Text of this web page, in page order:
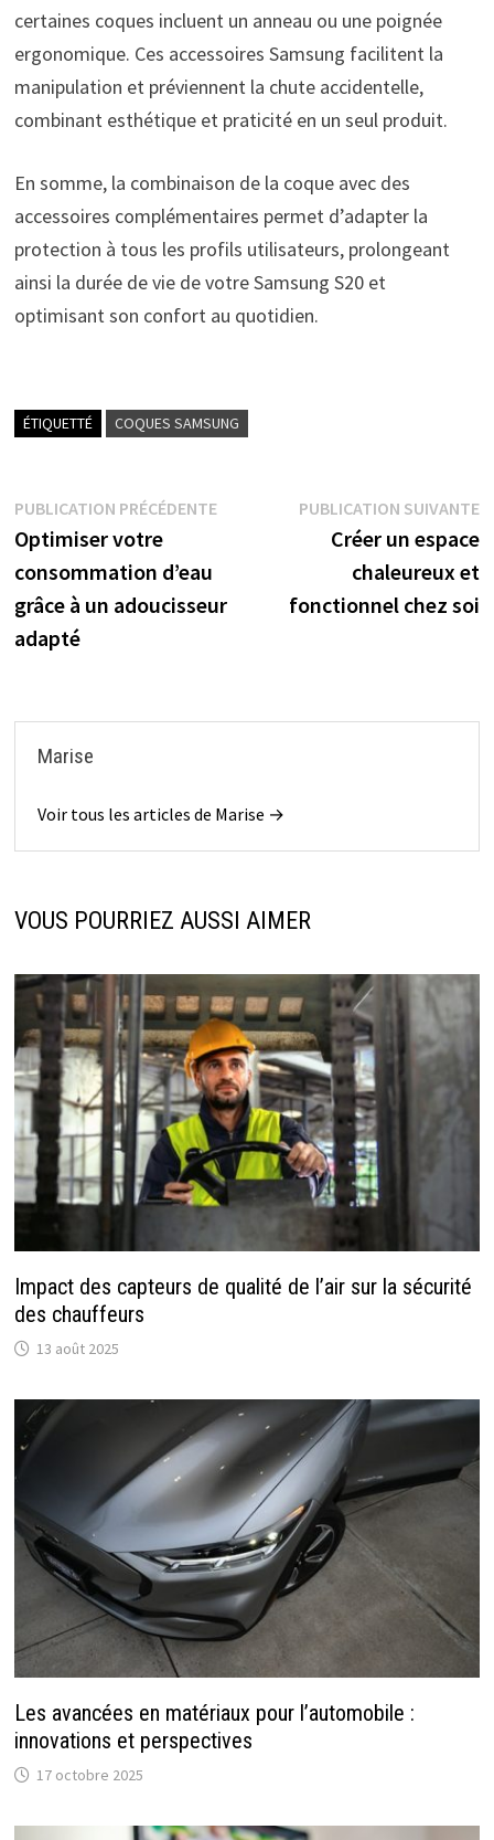
certaines coques incluent un anneau ou une poignée
ergonomique. Ces accessoires Samsung facilitent la
manipulation et préviennent la chute accidentelle,
combinant esthétique et praticité en un seul produit.
En somme, la combinaison de la coque avec des
accessoires complémentaires permet d’adapter la
protection à tous les profils utilisateurs, prolongeant
ainsi la durée de vie de votre Samsung S20 et
optimisant son confort au quotidien.
ÉTIQUETTÉ COQUES SAMSUNG
Navigation
de
l’article
PUBLICATION PRÉCÉDENTEPublication
Optimiser votre
consommation d’eau
grâce à un adoucisseur
adapté
PUBLICATION SUIVANTE
Créer un espace
chaleureux et
fonctionnel chez soi
Marise
Voir tous les articles de Marise →
VOUS POURRIEZ AUSSI AIMER
Impact des capteurs de qualité de l’air sur la sécurité
des chauffeurs
13 août 2025
Les avancées en matériaux pour l’automobile :
innovations et perspectives
17 octobre 2025